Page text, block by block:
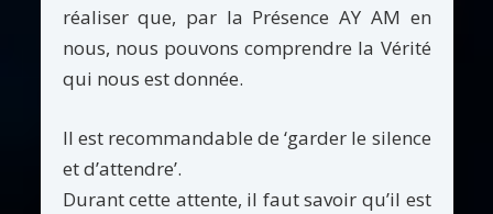
réaliser que, par la Présence AY AM en
nous, nous pouvons comprendre la Vérité
qui nous est donnée.
Il est recommandable de ‘garder le silence
et d’attendre’.
Durant cette attente, il faut savoir qu’il est